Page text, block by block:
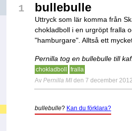
1 bullebulle
Uttryck som lär komma från
chokladboll i en urgröpt fralla
"hamburgare". Alltså ett
Pernilla tog en bullebulle till
chokladboll
fralla
Av Pernilla MI den 7 december
bullebulle? Kan du förklara?